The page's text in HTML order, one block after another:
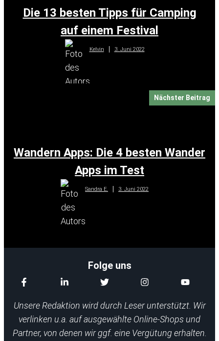
Die 13 besten Tipps für Camping
auf einem Festival
Kelvin 3. Juni 2022
Nächster Beitrag
Wandern Apps: Die 4 besten Wander
Apps im Test
Sandra E. 3. Juni 2022
Folge uns
Unsere Redaktion wird durch Leser unterstützt. Wir
verlinken u.a. auf ausgewählte Online-Shops und
Partner, von denen wir ggf. eine Vergütung erhalten.